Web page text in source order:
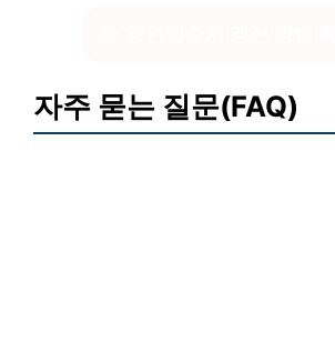
자주 묻는 질문(FAQ)